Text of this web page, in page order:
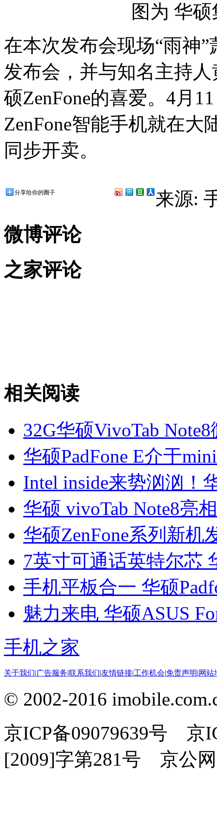
图为 华
在本次发布会现场“雨神
发布会，并与知名主持
硕ZenFone的喜爱。4月
ZenFone智能手机就在大
同步开卖。
分享给你的圈子 来源:
微博评论
之家评论
相关阅读
32G华硕VivoTab
华硕PadFone E介于
Intel inside来势汹汹！
华硕 vivoTab Note8亮
华硕ZenFone系列新机
7英寸可通话英特尔芯
手机平板合一 华硕
魅力来电 华硕ASUS
手机之家
关于我们|广告服务|联系我们|友情链接|工作机会|免责声明|网站
© 2002-2016
京ICP备09079639号 京
[2009]字第281号 京公网